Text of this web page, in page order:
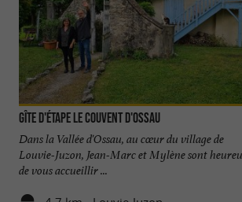
Gîte d'étape Le couvent d'Ossau
Dans la Vallée d'Ossau, au cœur du village de
Louvie-Juzon, Jean-Marc et Mylène sont
de vous accueillir ...